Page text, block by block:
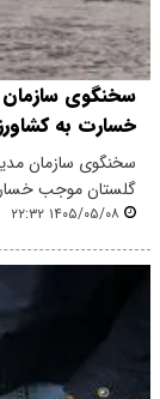
سخنگوی
خسارت به
سخنگوی سازمان
گلستان موجب
۱۴۰۵/۰۵/۰۸ ۲۲:۳۲